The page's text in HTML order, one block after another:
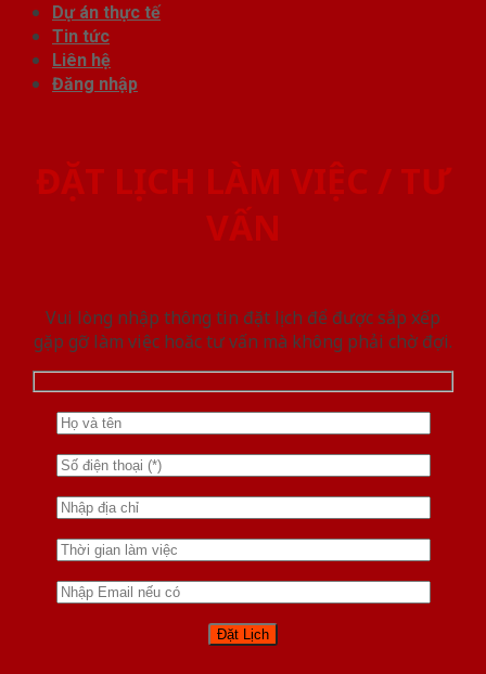
Dự án thực tế
Tin tức
Liên hệ
Đăng nhập
ĐẶT LỊCH LÀM VIỆC / TƯ
VẤN
Vui lòng nhập thông tin đặt lịch để được sắp xếp
gặp gỡ làm việc hoăc tư vấn mà không phải chờ đợi.